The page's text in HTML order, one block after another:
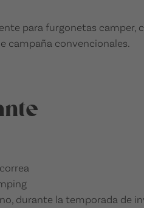
para furgonetas camper,
campaña convencionales.
durante la temporada de